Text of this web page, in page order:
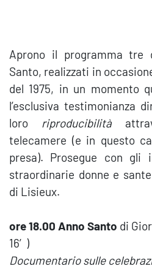
Aprono il programma tre
Santo, realizzati in
del 1975, in un momento
l’esclusiva testimonianza
loro riproducibilità
telecamere (e in questo
presa). Prosegue con
straordinarie donne e
di Lisieux.
ore 18.00 Anno Santo di
16′)
Documentario sulle